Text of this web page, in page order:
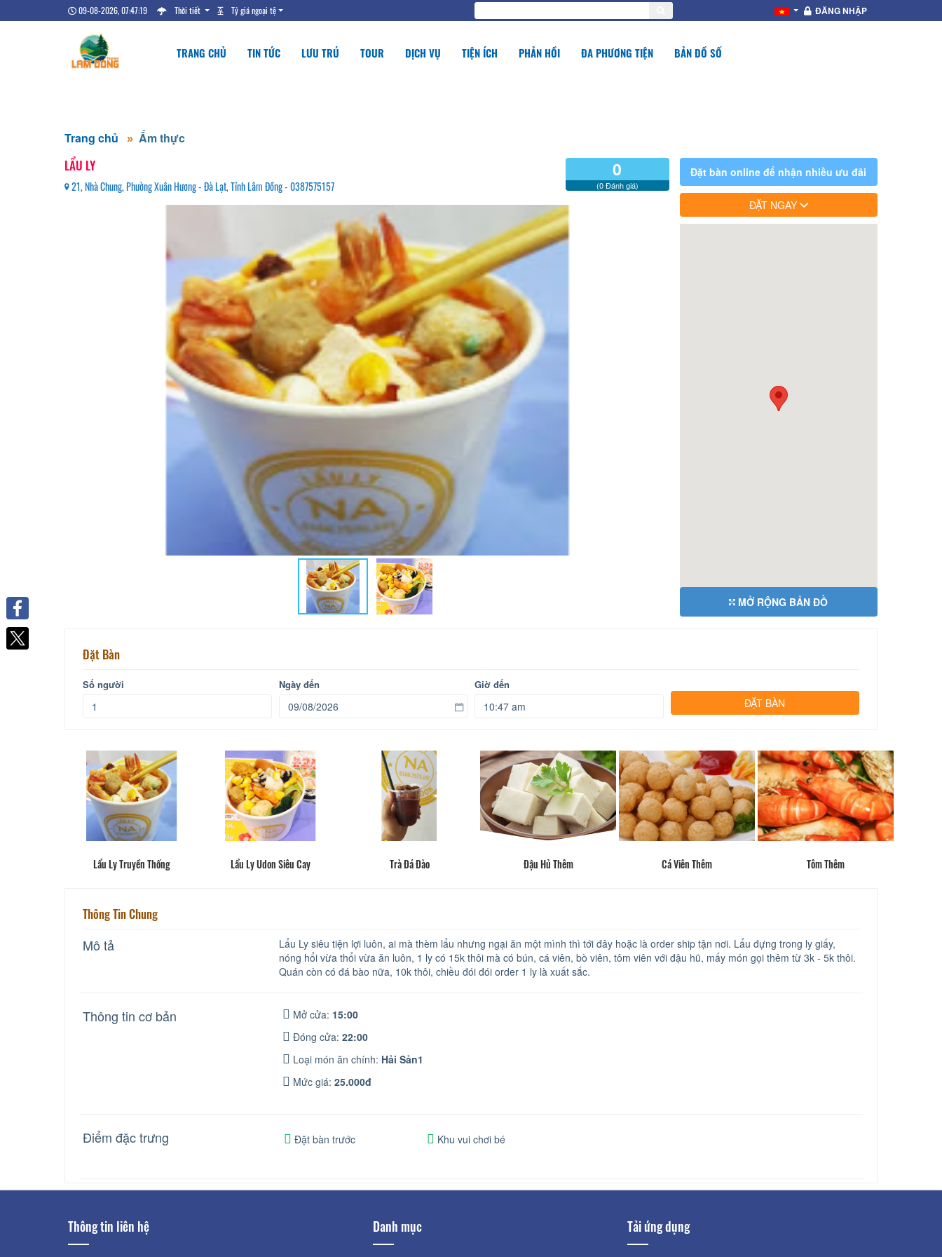
09-08-2026, 07:47:20 Thời tiết Tỷ giá ngoại tệ ĐĂNG NHẬP
TRANG CHỦ TIN TỨC LƯU TRÚ TOUR DỊCH VỤ TIỆN ÍCH PHẢN HỒI ĐA PHƯƠNG TIỆN BẢN ĐỒ SỐ
Trang chủ Ẩm thực
LẨU LY
21, Nhà Chung, Phường Xuân Hương - Đà Lạt, Tỉnh Lâm Đồng - 0387575157
0
(0 Đánh giá)
Đặt bàn online để nhận nhiều ưu đãi
ĐẶT NGAY
MỞ RỘNG BẢN ĐỒ
Đặt Bàn
Số người Ngày đến Giờ đến
Lẩu Ly Truyền Thống Lẩu Ly Udon Siêu Cay Trà Đá Đào Đậu Hủ Thêm Cá Viên Thêm Tôm Thêm
Thông Tin Chung
Mô tả
Lẩu Ly siêu tiện lợi luôn, ai mà thèm lẩu nhưng ngại ăn một mình thì tới đây hoặc là order ship tận nơi. Lẩu đựng trong ly giấy,
nóng hổi vừa thổi vừa ăn luôn, 1 ly có 15k thôi mà có bún, cá viên, bò viên, tôm viên với đậu hũ, mấy món gọi thêm từ 3k - 5k thôi.
Quán còn có đá bào nữa, 10k thôi, chiều đói đói order 1 ly là xuất sắc.
Thông tin cơ bản Mở cửa: 15:00
Đóng cửa: 22:00
Loại món ăn chính: Hải Sản1
Mức giá: 25.000đ
Điểm đặc trưng Đặt bàn trước Khu vui chơi bé
Thông tin liên hệ Danh mục Tải ứng dụng
Facebook